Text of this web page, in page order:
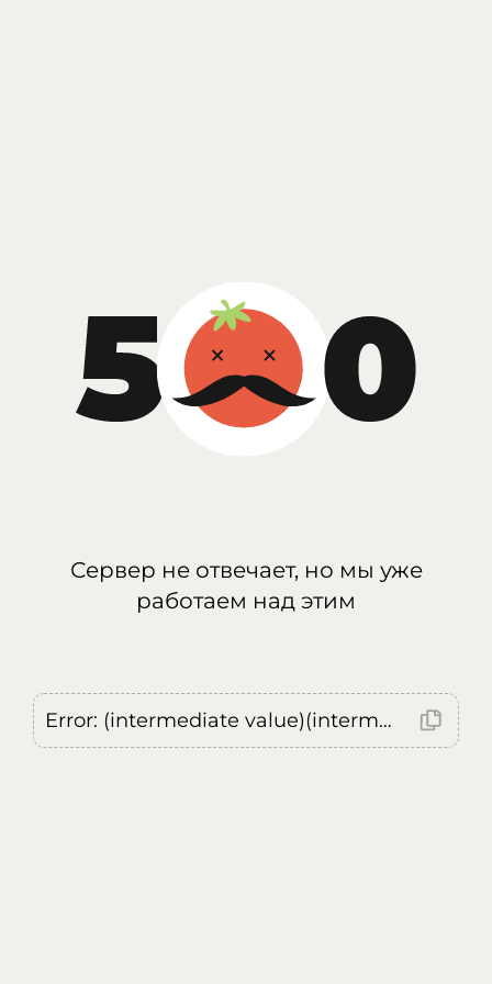
Сервер не отвечает, но мы уже
работаем над этим
Error: (intermediate value)(intermediate value)(intermediate value).replaceAll is not a function